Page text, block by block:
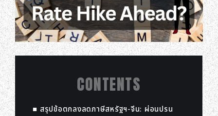
CONTENTS
■ สรุปข้อตกลงลดภาษีสหรัฐฯ-จีน: ผ่อนปรน